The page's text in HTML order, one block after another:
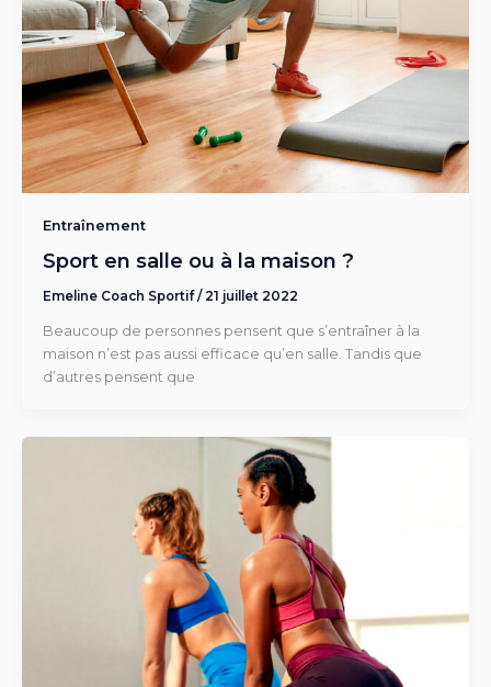
Entraînement
Sport en salle ou à la maison ?
Emeline Coach Sportif/ 21 juillet 2022
Beaucoup de personnes pensent que s’entraîner à la
maison n’est pas aussi efficace qu’en salle. Tandis que
d’autres pensent que